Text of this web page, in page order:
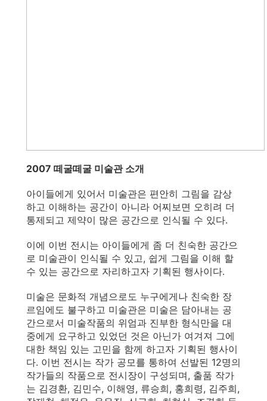
2007 떼굴떼굴 미술관 소개
아이들에게 있어서 미술관은 편안히 그림을 감상
하고 이해하는 공간이 아니라 어찌보면 오히려 더
통제되고 제약이 많은 공간으로 인식될 수 있다.
이에 이번 전시는 아이들에게 좀 더 친숙한 공간으
로 미술관이 인식될 수 있고, 쉽게 그림을 이해 할
수 있는 공간으로 자리하고자 기획된 행사이다.
미술은 문화적 개념으로도 누구에게나 친숙한 장
르임에도 불구하고 미술관은 미술은 담아내는 공
간으로서 미술작품의 위엄과 진부한 형식만을 대
중에게 요구하고 있었던 것은 아닌가 여겨져 그에
대한 책임 있는 고민을 함께 하고자 기획된 행사이
다. 이번 전시는 작가 공모를 통하여 선발된 12명의
작가들의 작품으로 전시장이 구성되며, 출품 작가
는 김경환, 김민수, 이해영, 류승희, 홍희령, 김주희,